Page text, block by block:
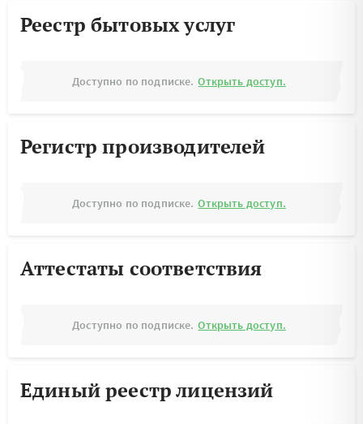
Реестр бытовых услуг
Доступно по подписке. Открыть доступ.
Регистр производителей
Доступно по подписке. Открыть доступ.
Аттестаты соответствия
Доступно по подписке. Открыть доступ.
Единый реестр лицензий